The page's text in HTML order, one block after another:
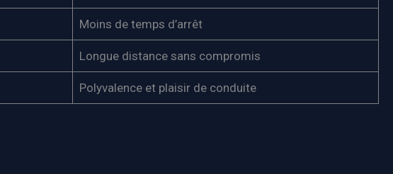
Moins de temps d’arrêt
Longue distance sans compromis
Polyvalence et plaisir de conduite